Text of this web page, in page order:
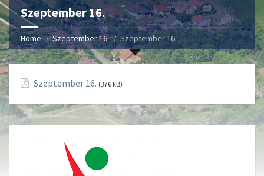
Szeptember 16.
Home Szeptember 16. Szeptember 16.
Szeptember 16. (376 kB)